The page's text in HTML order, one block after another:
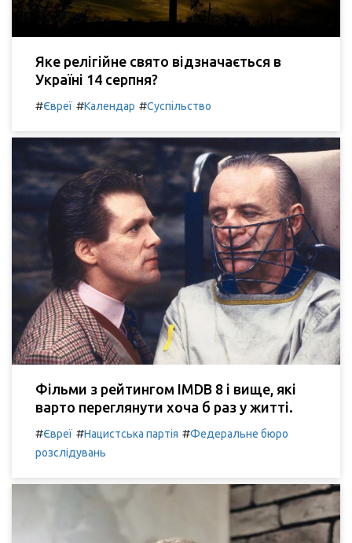
Яке релігійне свято відзначається в
Україні 14 серпня?
#Євреї #Календар #Суспільство
Фільми з рейтингом IMDB 8 і вище, які
варто переглянути хоча б раз у житті.
#Євреї #Нацистська партія #Федеральне бюро
розслідувань